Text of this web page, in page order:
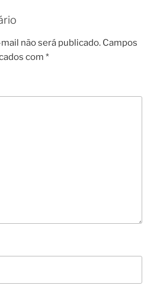
não será publicado. Campos
com *